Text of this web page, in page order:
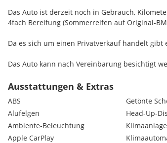
Das Auto ist derzeit noch in Gebrauch,
4fach Bereifung (Sommerreifen auf Original-
Da es sich um einen Privatverkauf handelt gibt
Das Auto kann nach Vereinbarung besichtigt
Optional können auch noch extra (nicht im
Alufelgen (18 Zoll, Styling 819M, 225/40/18)
werden.
Ausstattungen & Extras
ABS
Alufelgen
Ambiente-Beleuchtung
Apple CarPlay
Getönte
Head-Up-
Klimaanlage